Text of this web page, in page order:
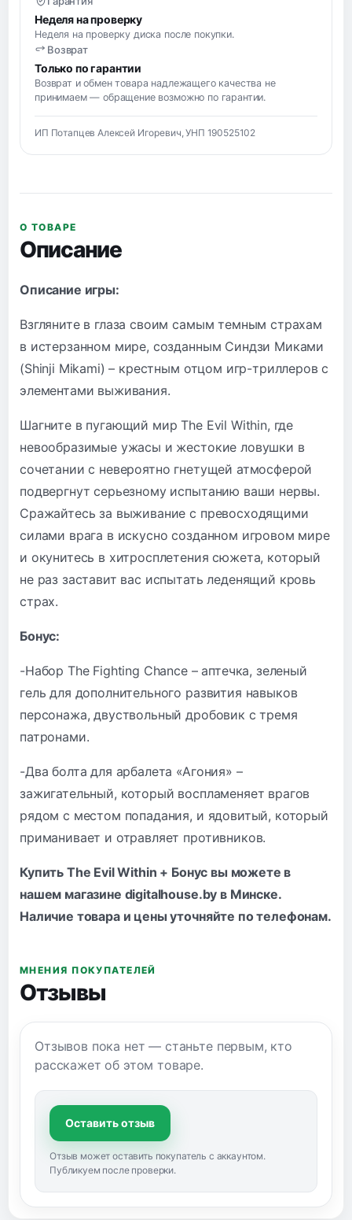
Неделя на проверку
Неделя на проверку диска после покупки.
Возврат
Только по гарантии
Возврат и обмен товара надлежащего качества не
принимаем — обращение возможно по гарантии.
ИП Потапцев Алексей Игоревич, УНП 190525102
О ТОВАРЕ
Описание
Описание игры:
Взгляните в глаза своим самым темным страхам
в истерзанном мире, созданным Синдзи Миками
(Shinji Mikami) – крестным отцом игр-триллеров с
элементами выживания.
Шагните в пугающий мир The Evil Within, где
невообразимые ужасы и жестокие ловушки в
сочетании с невероятно гнетущей атмосферой
подвергнут серьезному испытанию ваши нервы.
Сражайтесь за выживание с превосходящими
силами врага в искусно созданном игровом мире
и окунитесь в хитросплетения сюжета, который
не раз заставит вас испытать леденящий кровь
страх.
Бонус:
-Набор The Fighting Chance – аптечка, зеленый
гель для дополнительного развития навыков
персонажа, двуствольный дробовик с тремя
патронами.
-Два болта для арбалета «Агония» –
зажигательный, который воспламеняет врагов
рядом с местом попадания, и ядовитый, который
приманивает и отравляет противников.
Купить The Evil Within + Бонус вы можете в
нашем магазине digitalhouse.by в Минске.
Наличие товара и цены уточняйте потелефонам.
МНЕНИЯ ПОКУПАТЕЛЕЙ
Отзывы
Отзывов пока нет — станьте первым, кто
расскажет об этом товаре.
Оставить отзыв
Отзыв может оставить покупатель с аккаунтом.
Публикуем после проверки.